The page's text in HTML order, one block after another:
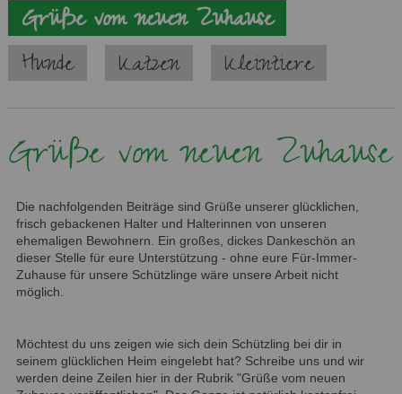
Grüße vom neuen Zuhause
Hunde
Katzen Kleintiere
Grüße vom neuen Zuhause
Die nachfolgenden Beiträge sind Grüße unserer glücklichen,
frisch gebackenen Halter und Halterinnen von unseren
ehemaligen Bewohnern. Ein großes, dickes Dankeschön an
dieser Stelle für eure Unterstützung - ohne eure Für-Immer-
Zuhause für unsere Schützlinge wäre unsere Arbeit nicht
möglich.
Möchtest du uns zeigen wie sich dein Schützling bei dir in
seinem glücklichen Heim eingelebt hat? Schreibe uns und wir
werden deine Zeilen hier in der Rubrik "Grüße vom neuen